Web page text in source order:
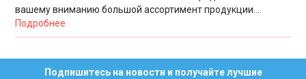
вашему вниманию большой ассортимент продукции....
Подробнее
Подпишитесь на новости и получайте лучшие